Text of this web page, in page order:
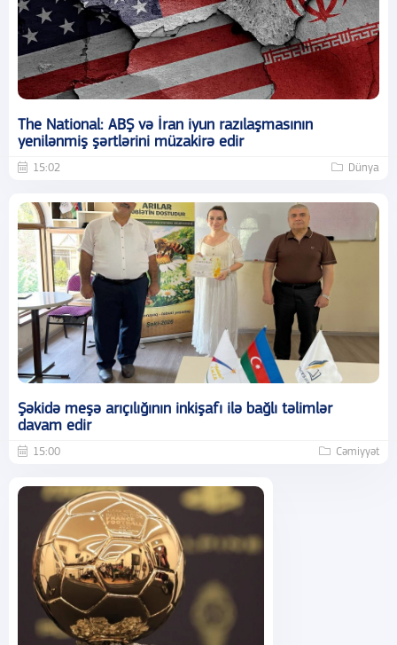
The National: ABŞ və İran iyun razılaşmasının
yenilənmiş şərtlərini müzakirə edir
15:02 Dünya
Şəkidə meşə arıçılığının inkişafı ilə bağlı təlimlər
davam edir
15:00 Cəmiyyət